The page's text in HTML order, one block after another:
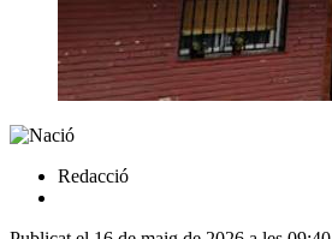
Redacció